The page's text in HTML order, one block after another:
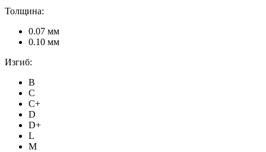
Толщина:
0.07 мм
0.10 мм
Изгиб:
B
C
C+
D
D+
L
M